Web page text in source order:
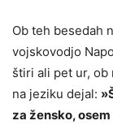
Ob teh besedah
vojskovodjo
štiri ali pet ur, ob
na jeziku dejal:
za žensko,